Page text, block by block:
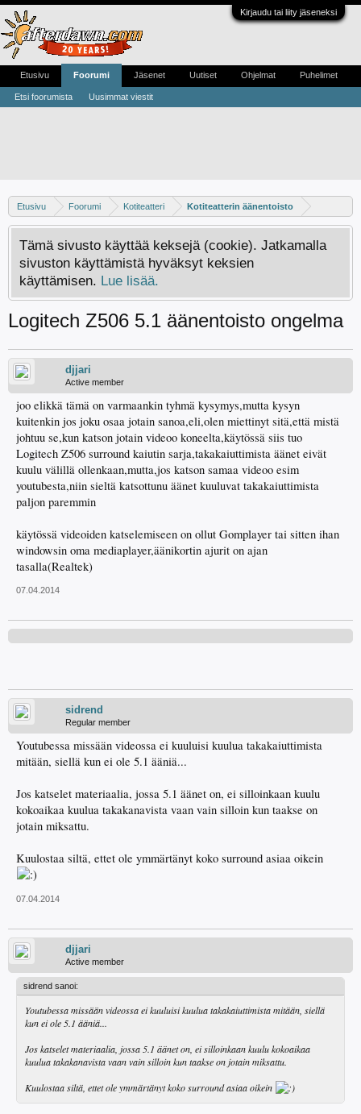
Kirjaudu tai liity jäseneksi
Etusivu Foorumi Kotiteatteri Kotiteatterin äänentoisto
Tämä sivusto käyttää keksejä (cookie). Jatkamalla
sivuston käyttämistä hyväksyt keksien
käyttämisen. Lue lisää.
Logitech Z506 5.1 äänentoisto ongelma
djjari
Active member
joo elikkä tämä on varmaankin tyhmä kysymys,mutta kysyn
kuitenkin jos joku osaa jotain sanoa,eli,olen miettinyt sitä,että mistä
johtuu se,kun katson jotain videoo koneelta,käytössä siis tuo
Logitech Z506 surround kaiutin sarja,takakaiuttimista äänet eivät
kuulu välillä ollenkaan,mutta,jos katson samaa videoo esim
youtubesta,niin sieltä katsottunu äänet kuuluvat takakaiuttimista
paljon paremmin
käytössä videoiden katselemiseen on ollut Gomplayer tai sitten ihan
windowsin oma mediaplayer,äänikortin ajurit on ajan
tasalla(Realtek)
07.04.2014
sidrend
Regular member
Youtubessa missään videossa ei kuuluisi kuulua takakaiuttimista
mitään, siellä kun ei ole 5.1 ääniä...
Jos katselet materiaalia, jossa 5.1 äänet on, ei silloinkaan kuulu
kokoaikaa kuulua takakanavista vaan vain silloin kun taakse on
jotain miksattu.
Kuulostaa siltä, ettet ole ymmärtänyt koko surround asiaa oikein
07.04.2014
djjari
Active member
sidrend sanoi:
Youtubessa missään videossa ei kuuluisi kuulua takakaiuttimista mitään, siellä
kun ei ole 5.1 ääniä...
Jos katselet materiaalia, jossa 5.1 äänet on, ei silloinkaan kuulu kokoaikaa
kuulua takakanavista vaan vain silloin kun taakse on jotain miksattu.
Kuulostaa siltä, ettet ole ymmärtänyt koko surround asiaa oikein
Etusivu Foorumi
Etsi foorumista Uusimmat viestit
Jäsenet Uutiset Ohjelmat Puhelimet